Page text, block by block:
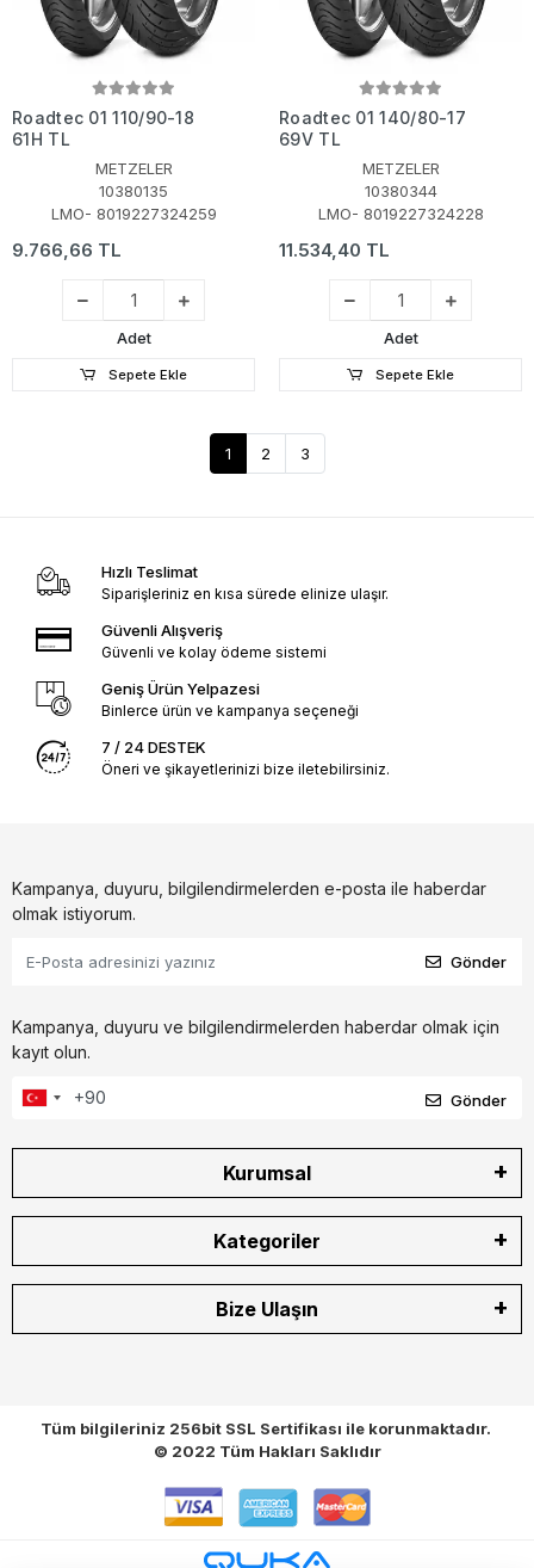
Roadtec 01 110/90-18
61H TL
METZELER
10380135
LMO- 8019227324259
9.766,66 TL
Adet
Sepete Ekle
Roadtec 01 140/80-17
69V TL
METZELER
10380344
LMO- 8019227324228
11.534,40 TL
Adet
Sepete Ekle
1 2 3
Hızlı Teslimat
Siparişleriniz en kısa sürede elinize ulaşır.
Güvenli Alışveriş
Güvenli ve kolay ödeme sistemi
Geniş Ürün Yelpazesi
Binlerce ürün ve kampanya seçeneği
7 / 24 DESTEK
Öneri ve şikayetlerinizi bize iletebilirsiniz.
Kampanya, duyuru, bilgilendirmelerden e-posta ile haberdar
olmak istiyorum.
Gönder
Kampanya, duyuru ve bilgilendirmelerden haberdar olmak için
kayıt olun.
Gönder
Kurumsal
Kategoriler
Bize Ulaşın
Tüm bilgileriniz 256bit SSL Sertifikası ile korunmaktadır.
© 2022 Tüm Hakları Saklıdır